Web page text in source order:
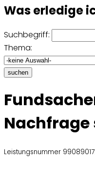
Was erledige
Suchbegriff:
Thema:
suchen
Nachfrage
Leistungsnummer